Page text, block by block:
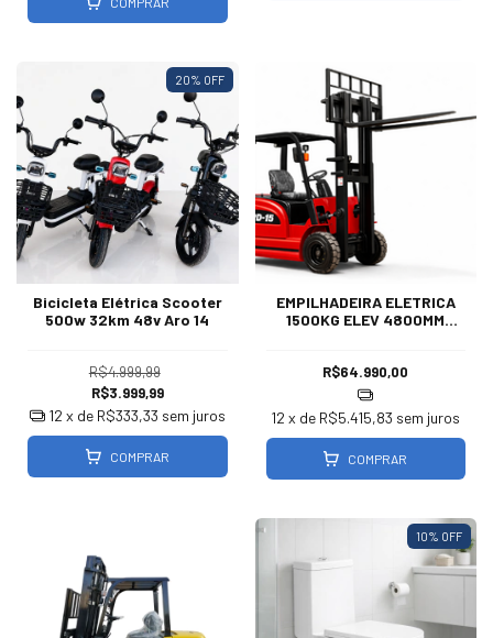
20% OFF
Bicicleta Elétrica Scooter
500w 32km 48v Aro 14
R$4.999,99
R$3.999,99
12 x de R$333,33 sem juros
COMPRAR
EMPILHADEIRA ELETRICA
1500KG ELEV 4800MM
R$64.990,00
12 x de R$5.415,83 sem juros
COMPRAR
10% OFF